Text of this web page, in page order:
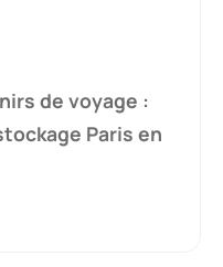
de voyage :
Paris en